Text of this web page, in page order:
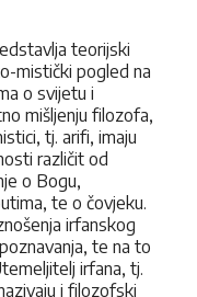
teorijski
mistički pogled na
o svijetu i
mišljenju filozofa,
tj. arifi, imaju
različit od
o Bogu,
te o čovjeku.
irfanskog
te na to
irfana, tj.
i filozofski